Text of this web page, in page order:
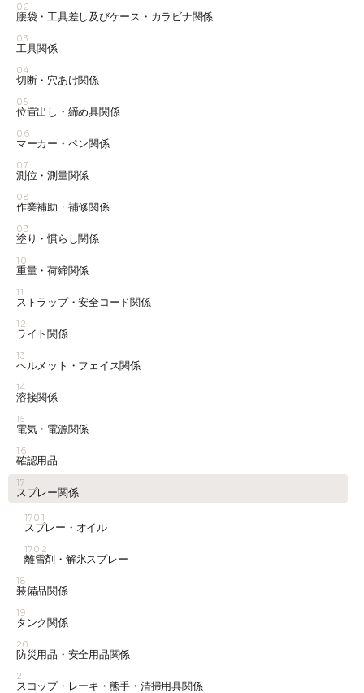
お問い合わせはこちら
02
腰袋・工具差し及びケース・カラビナ関係
03
工具関係
04
切断・穴あけ関係
05
位置出し・締め具関係
06
マーカー・ペン関係
07
測位・測量関係
08
作業補助・補修関係
09
塗り・慣らし関係
10
重量・荷締関係
11
ストラップ・安全コード関係
12
ライト関係
13
ヘルメット・フェイス関係
14
溶接関係
15
電気・電源関係
16
確認用品
17
スプレー関係
1701
スプレー・オイル
1702
離雪剤・解氷スプレー
18
装備品関係
19
タンク関係
20
防災用品・安全用品関係
21
スコップ・レーキ・熊手・清掃用具関係